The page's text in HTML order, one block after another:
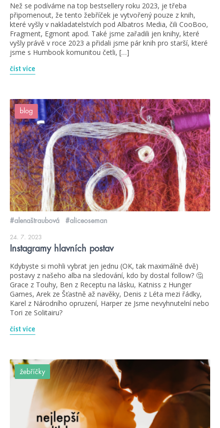
Než se podíváme na top bestsellery roku 2023, je třeba
připomenout, že tento žebříček je vytvořený pouze z knih,
které vyšly v nakladatelstvích pod Albatros Media, čili CooBoo,
Fragment, Egmont apod. Také jsme zařadili jen knihy, které
vyšly právě v roce 2023 a přidali jsme pár knih pro starší, které
jsme s Humbook komunitou četli, […]
číst více
blog
#alenaštraubová #aliceoseman
24. 7. 2023
Instagramy hlavních postav
Kdybyste si mohli vybrat jen jednu (OK, tak maximálně dvě)
postavy z našeho alba na sledování, kdo by dostal follow? 🤔
Grace z Touhy, Ben z Receptu na lásku, Katniss z Hunger
Games, Arek ze Šťastně až navěky, Denis z Léta mezi řádky,
Karel z Národního opruzení, Harper ze Jsme nevyhnutelní nebo
Tori ze Solitairu?
číst více
žebříčky